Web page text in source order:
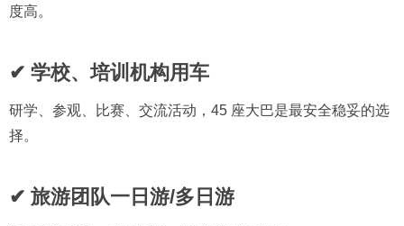
度高。
✔ 学校、培训机构用车
研学、参观、比赛、交流活动，45 座大巴是最安全稳妥的选
择。
✔ 旅游团队一日游/多日游